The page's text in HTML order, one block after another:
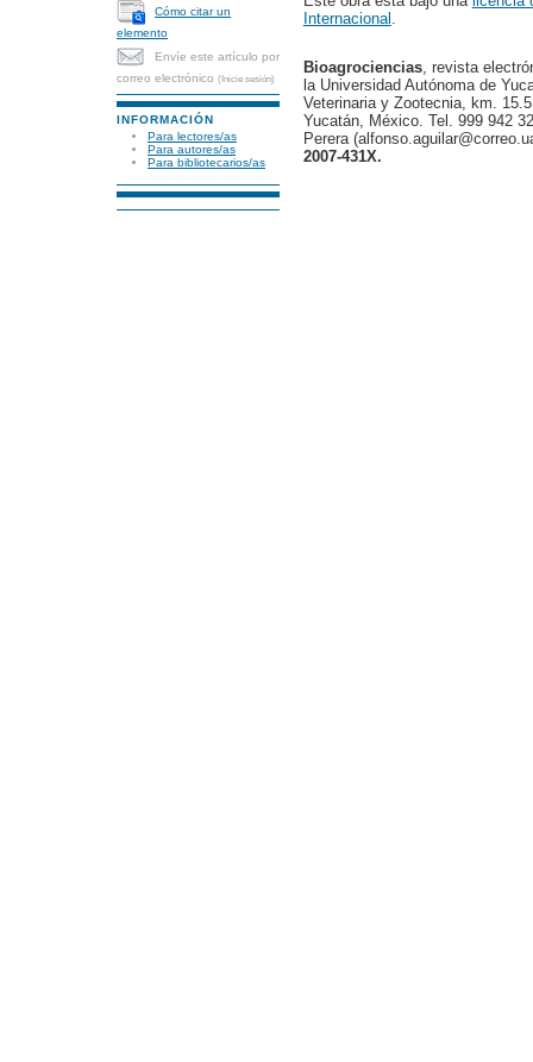
Cómo citar un
elemento
Envíe este artículo por
correo electrónico (Inicie sesión)
INFORMACIÓN
Para lectores/as
Para autores/as
Para bibliotecarios/as
Internacional
Bioagrociencias, revista
la Universidad Autónoma de
Veterinaria y Zootecnia, km.
Yucatán, México. Tel. 999 942
Perera
2007-431X.